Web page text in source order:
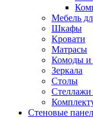
Мебель
Шкафы
Кровати
Матрасы
Комоды и
Зеркала
Столы
Стеновые